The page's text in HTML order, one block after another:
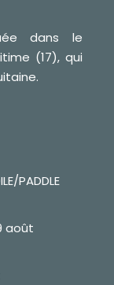
dans le
(17), qui
PADDLE
août